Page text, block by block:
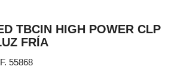
TBCIN HIGH POWER CLP
FRÍA
55868